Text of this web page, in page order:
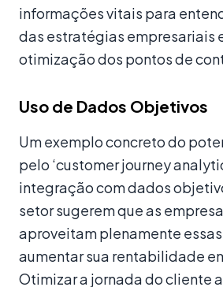
informações vitais para
das estratégias empresariais
otimização dos pontos de
Uso de Dados Objetivos
Um exemplo concreto do
pelo ‘customer journey
integração com dados
setor sugerem que as
aproveitam plenamente
aumentar sua rentabilidade
Otimizar a jornada do cliente